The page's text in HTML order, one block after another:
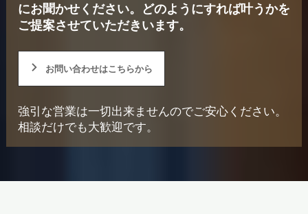
にお聞かせください。
どのようにすれば叶うかを
ご提案させていただきいます。
お問い合わせはこちらから
強引な営業は一切出来ませんのでご安心ください。
相談だけでも大歓迎です。